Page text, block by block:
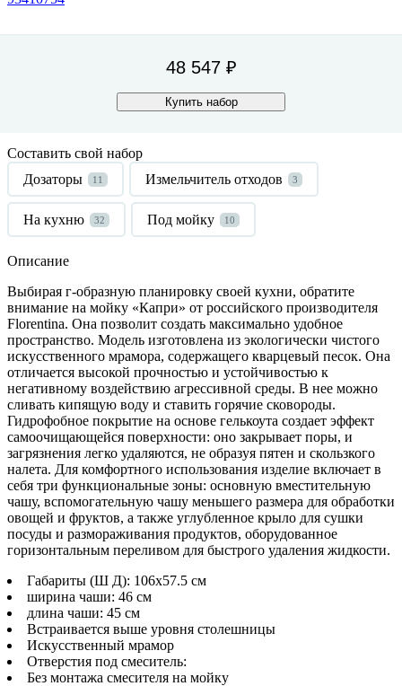
48 547 ₽
Купить набор
Составить свой набор
Дозаторы
11 Измельчитель отходов 3
На кухню 32 Под мойку 10
Описание
Выбирая г-образную планировку своей кухни, обратите
внимание на мойку «Капри» от российского производителя
Florentina. Она позволит создать максимально удобное
пространство. Модель изготовлена из экологически чистого
искусственного мрамора, содержащего кварцевый песок. Она
отличается высокой прочностью и устойчивостью к
негативному воздействию агрессивной среды. В нее можно
сливать кипящую воду и ставить горячие сковороды.
Гидрофобное покрытие на основе гелькоута создает эффект
самоочищающейся поверхности: оно закрывает поры, и
загрязнения легко удаляются, не образуя пятен и скользкого
налета. Для комфортного использования изделие включает в
себя три функциональные зоны: основную вместительную
чашу, вспомогательную чашу меньшего размера для обработки
овощей и фруктов, а также углубленное крыло для сушки
посуды и размораживания продуктов, оборудованное
горизонтальным переливом для быстрого удаления жидкости.
Габариты (Ш Д): 106x57.5 см
ширина чаши: 46 см
длина чаши: 45 см
Встраивается выше уровня столешницы
Искусственный мрамор
Отверстия под смеситель:
Без монтажа смесителя на мойку